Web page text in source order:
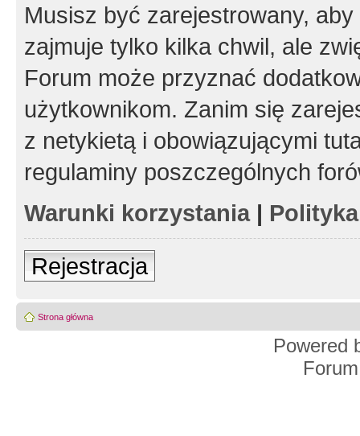
Musisz być zarejestrowany,
zajmuje tylko kilka chwil, ale
Forum może przyznać
użytkownikom. Zanim się
z netykietą i obowiązującymi
regulaminy poszczególnych
Warunki korzystania|
Rejestracja
Strona główna
Powered